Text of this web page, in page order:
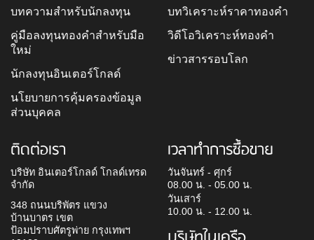
บทความสำหรับนักลงทุน
คู่มือลงทุนทองคำสำหรับมือ
ใหม่
นักลงทุนอินเตอร์โกลด์
นโยบายการคุ้มครองข้อมูล
ส่วนบุคคล
บทวิเคราะห์ราคาทองคำ
วิดีโอวิเคราะห์ทองคำ
ข่าวสารรอบโลก
ติดต่อเรา
บริษัท อินเตอร์โกลด์ โกลด์เทรด
จำกัด
348 ถนนบริพัตร แขวง
บ้านบาตร เขต
ป้อมปราบศัตรูพ่าย กรุงเทพฯ
เวลาทำการซื้อขาย
วันจันทร์ - ศุกร์
08.00 น. - 05.00 น.
วันเสาร์
10.00 น. - 12.00 น.